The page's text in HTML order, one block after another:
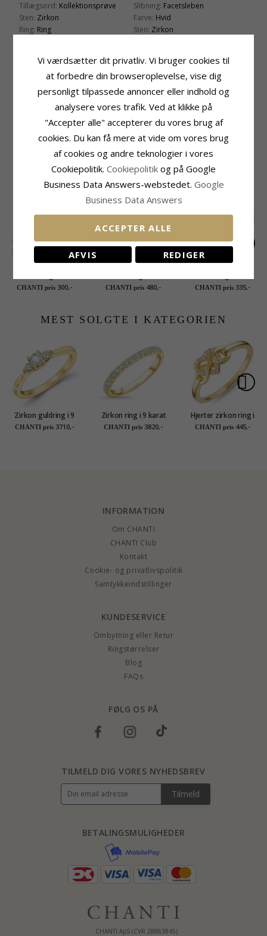
Tillægsord: Kollektionsprøve
Sten: Zirkon
Ring: Ring
Slibning: Facetsleben
Farve: Hvid
Sten: Zirkon
Bredde Top:2,0 mm
Bredde Bund:
1,8 mm
Tykkelse Top:
4,3 mm
Tykkelse Bund: 1,6 mm
Diameter:5,5 mm
Højde X Bredde:
7,1 mm x 7,9 mm
Str. På Lager:2-3 Hverdage
RELATEREDE PRODUKTER
CHANTI pris 300,- CHANTI pris 480,-
Lumé Illume
CHANTI pris 335,-
MEST SOLGTE I KATEGORIEN
Zirkon guldring i 9
karat guld
CHANTI pris 3710,-
Zirkon ring i 9 karat
guld
CHANTI pris 3820,-
Hjerter zirkon ring i
forgyldt sølv
CHANTI pris 445,-
INFORMATION
Om CHANTI
CHANTI Club
Kontakt
Cookie- og privatlivspolitik
Samtykkeindstillinger
KUNDESERVICE
Ombytning eller Retur
Ringstørrelser
Blog
FAQs
FØLG OS PÅ
CHANTI ApS (CVR 28863845)
BETALINGSMULIGHEDER
TILMELD DIG VORES NYHEDSBREV
Tilmeld
Vi værdsætter dit privatliv. Vi bruger cookies til
at forbedre din browseroplevelse, vise dig
personligt tilpassede annoncer eller indhold og
analysere vores trafik. Ved at klikke på
"Accepter alle" accepterer du vores brug af
cookies. Du kan få mere at vide om vores brug
af cookies og andre teknologier i vores
Cookiepolitik. Cookiepolitik og på Google
Business Data Answers-webstedet. Google
Business Data Answers
ACCEPTER ALLE
AFVIS REDIGER